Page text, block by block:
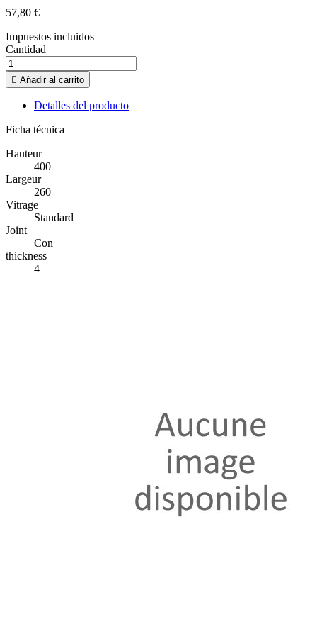
57,80 €
Impuestos incluidos
Cantidad
 Añadir al carrito
Detalles del producto
Ficha técnica
Hauteur
400
Largeur
260
Vitrage
Standard
Joint
Con
thickness
4